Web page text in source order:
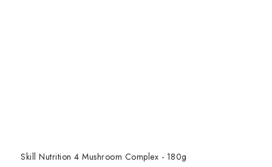
Skill Nutrition 4 Mushroom Complex - 180g